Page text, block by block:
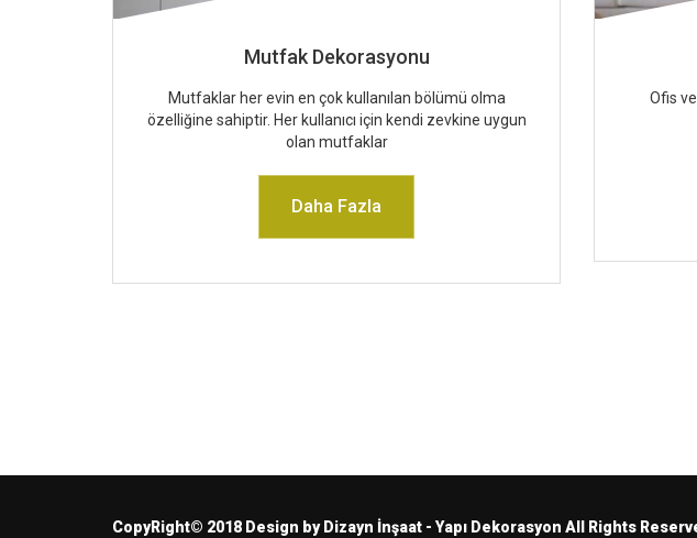
Mutfak Dekorasyonu
Mutfaklar her evin en çok kullanılan bölümü olma
özelliğine sahiptir. Her kullanıcı için kendi zevkine uygun
olan mutfaklar
Daha Fazla
Ofis
CopyRight© 2018 Design by Dizayn İnşaat - Yapı Dekorasyon All Rights